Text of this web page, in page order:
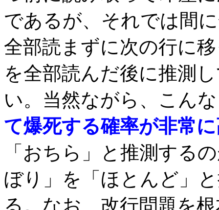
であるが、それでは間
全部読まずに次の行に
を全部読んだ後に推測
い。当然ながら、こん
て爆死する確率が非常
「おちら」と推測する
ぼり」を「ほとんど」
る。なお、改行問題を